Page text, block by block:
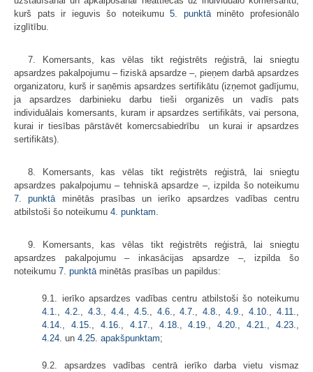
kurš pats ir ieguvis šo noteikumu5. punktāminēto profesionālo
izglītību.
7. Komersants, kas vēlas tikt reģistrēts reģistrā, lai sniegtu
apsardzes pakalpojumu – fiziskā apsardze –, pieņem darbā apsardzes
organizatoru, kurš ir saņēmis apsardzes sertifikātu (izņemot gadījumu,
ja apsardzes darbinieku darbu tieši organizēs un vadīs pats
individuālais komersants, kuram ir apsardzes sertifikāts, vai persona,
kurai ir tiesības pārstāvēt komercsabiedrību un kurai ir apsardzes
sertifikāts).
8. Komersants, kas vēlas tikt reģistrēts reģistrā, lai sniegtu
apsardzes pakalpojumu – tehniskā apsardze –, izpilda šo noteikumu
7. punktā minētās prasības un ierīko apsardzes vadības centru
atbilstoši šo noteikumu 4. punktam
9. Komersants, kas vēlas tikt reģistrēts reģistrā, lai sniegtu
apsardzes pakalpojumu – inkasācijas apsardze –, izpilda šo
noteikumu 7. punktā minētās prasības un papildus:
9.1. ierīko apsardzes vadības centru atbilstoši šo noteikumu
4.1.
4.2. 4.3. 4.4. 4.5. 4.6. ,4.7. ,4.8. ,4.9. ,4.10. ,4.11.
4.14.
4.15. 4.16. 4.17. 4.18. ,4.19. ,4.20. ,4.21. 4.23.
4.24. un 4.25. apakšpunktam;
9.2. apsardzes vadības centrā ierīko darba vietu vismaz